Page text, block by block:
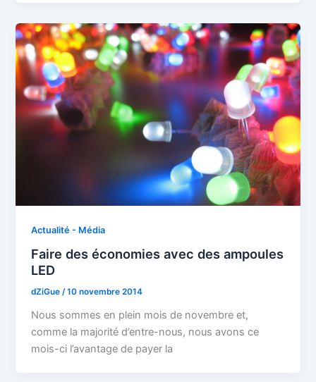
Actualité - Média
Faire des économies avec des ampoules
LED
dZiGue/10 novembre 2014
Nous sommes en plein mois de novembre et,
comme la majorité d’entre-nous, nous avons ce
mois-ci l’avantage de payer la